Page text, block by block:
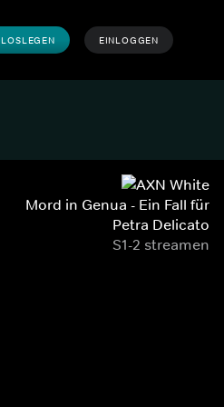
LOSLEGEN EINLOGGEN
Mord in Genua - Ein Fall für
Petra Delicato
S1-2 streamen